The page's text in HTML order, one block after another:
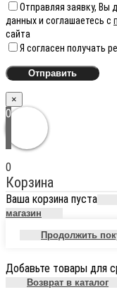
Отправляя заявку, Вы
данных и соглашаетесь с
сайта
Я согласен получать
×
0
0
Корзина
Ваша корзина пуста
магазин
Продолжить
Добавьте товары для
Возврат в каталог